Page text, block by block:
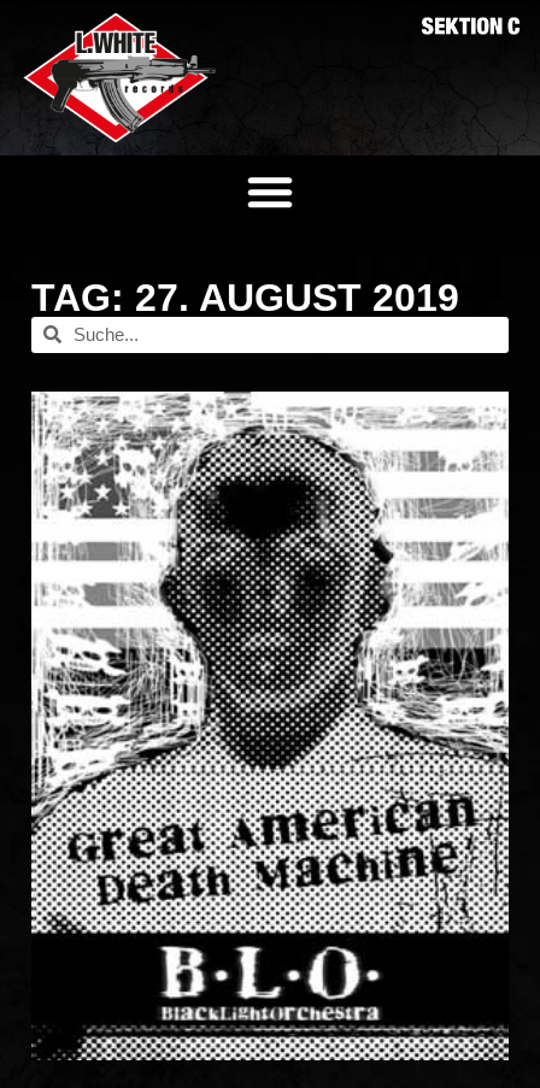
TAG: 27. AUGUST 2019